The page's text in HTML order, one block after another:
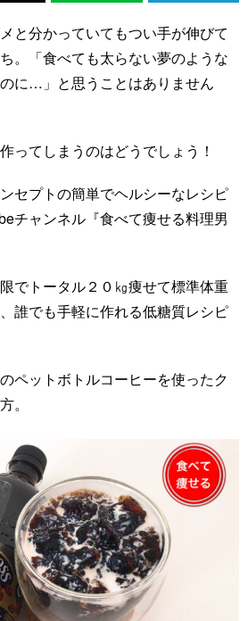
と分かっていてもつい手が伸びて
。「食べても太らない夢のような
に…」と思うことはありません
ってしまうのはどうでしょう！
セプトの簡単でヘルシーなレシピ
チャンネル『食べて痩せる料理男
でトータル２０㎏痩せて標準体重
誰でも手軽に作れる低糖質レシピ
ペットボトルコーヒーを使ったク
。